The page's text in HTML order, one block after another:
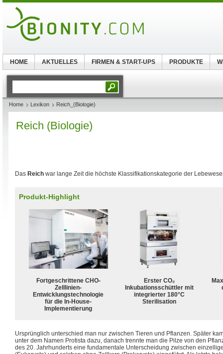
Home Lexikon Reich_(Biologie)
Reich (Biologie)
Das Reich war lange Zeit die höchste Klassifikationskategorie der
Produkt-Highlight
Fortgeschrittene CHO-
Zelllinien-
Entwicklungstechnologie
für die In-House-
Implementierung
Erster CO₂
Inkubationsschüttler mit
integrierter 180°C
Sterilisation
Ursprünglich unterschied man nur zwischen Tieren und Pflanzen. Später
unter dem Namen Protista dazu, danach trennte man die Pilze von den
des 20. Jahrhunderts eine fundamentale Unterscheidung zwischen
HOME AKTUELLES FIRMEN & START-UPS PRODUKTE